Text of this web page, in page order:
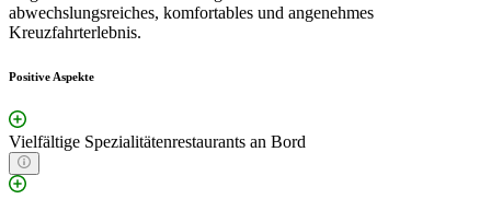
abwechslungsreiches, komfortables und angenehmes
Kreuzfahrterlebnis.
Positive Aspekte
Vielfältige Spezialitätenrestaurants an Bord